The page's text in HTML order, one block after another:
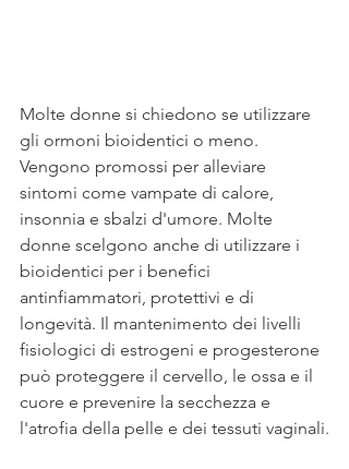
Molte donne si chiedono se utilizzare
gli ormoni bioidentici o meno.
Vengono promossi per alleviare
sintomi come vampate di calore,
insonnia e sbalzi d'umore. Molte
donne scelgono anche di utilizzare i
bioidentici per i benefici
antinfiammatori, protettivi e di
longevità. Il mantenimento dei livelli
fisiologici di estrogeni e progesterone
può proteggere il cervello, le ossa e il
cuore e prevenire la secchezza e
l'atrofia della pelle e dei tessuti vaginali.